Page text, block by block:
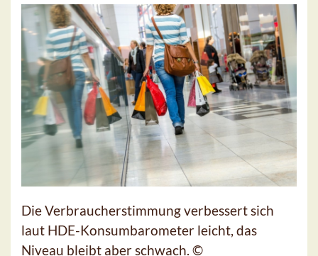
Die Verbraucherstimmung verbessert sich
laut HDE-Konsumbarometer leicht, das
Niveau bleibt aber schwach. ©